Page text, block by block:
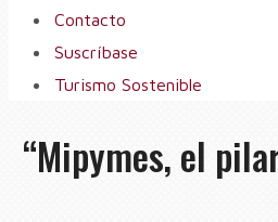
Contacto
Suscríbase
Turismo Sostenible
“Mipymes, el